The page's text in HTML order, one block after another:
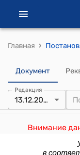
Главная ›
Документ
Редакция
13.12.2023
Внимание